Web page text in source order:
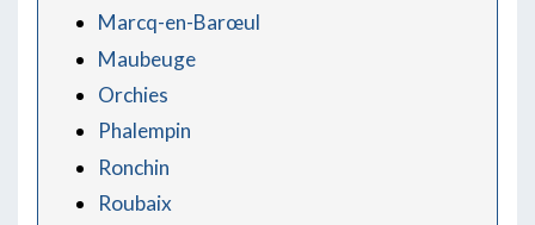
Marcq-en-Barœul
Maubeuge
Orchies
Phalempin
Ronchin
Roubaix